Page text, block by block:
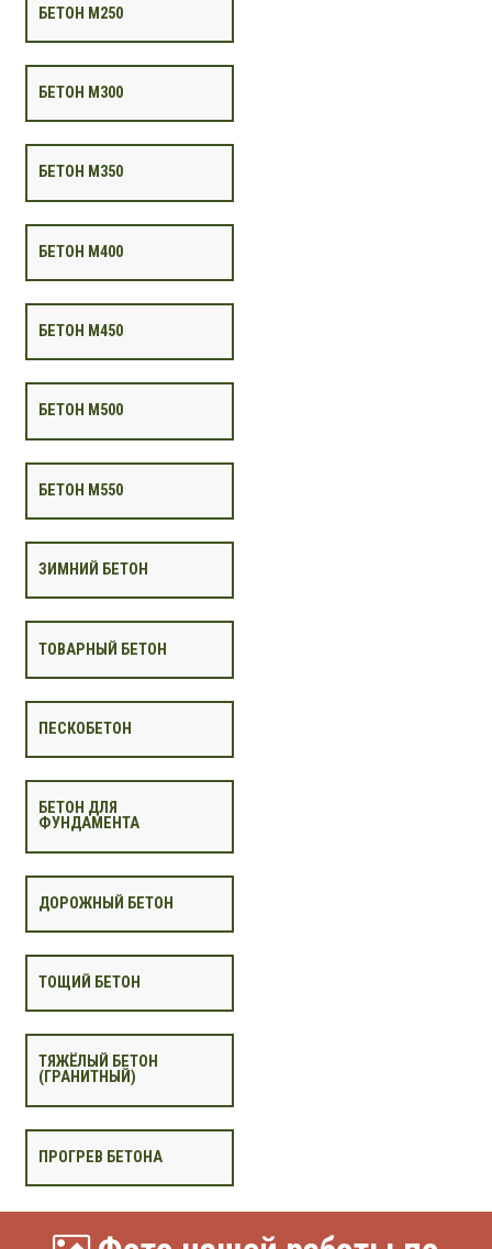
БЕТОН М250
БЕТОН М300
БЕТОН М350
БЕТОН М400
БЕТОН М450
БЕТОН М500
БЕТОН М550
ЗИМНИЙ БЕТОН
ТОВАРНЫЙ БЕТОН
ПЕСКОБЕТОН
БЕТОН ДЛЯ
ФУНДАМЕНТА
ДОРОЖНЫЙ БЕТОН
ТОЩИЙ БЕТОН
ТЯЖЁЛЫЙ БЕТОН
(ГРАНИТНЫЙ)
ПРОГРЕВ БЕТОНА